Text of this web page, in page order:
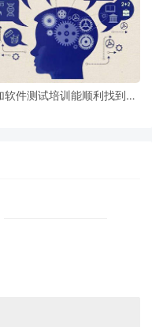
软件测试培训能顺利找到工